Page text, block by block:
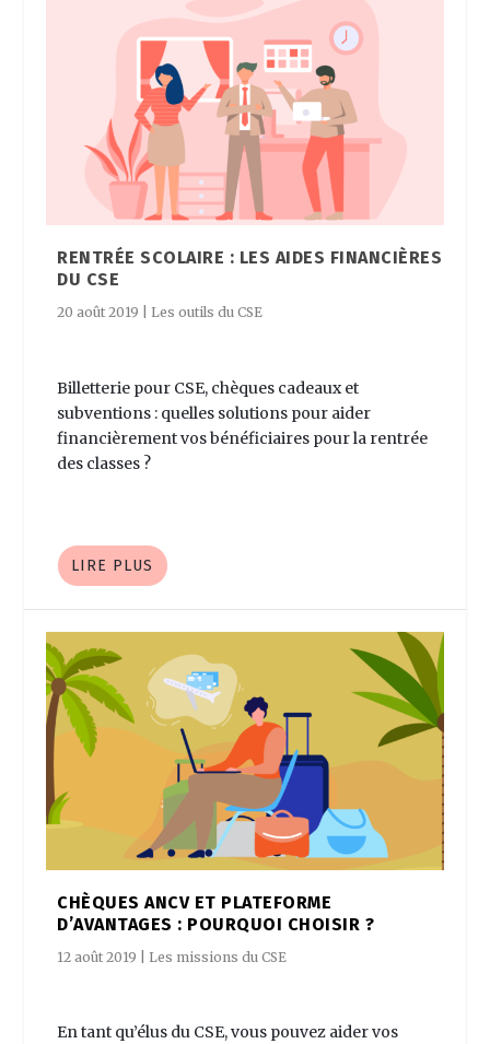
RENTRÉE SCOLAIRE : LES AIDES FINANCIÈRES
DU CSE
20 août 2019 Les outils du CSE
Billetterie pour CSE, chèques cadeaux et
subventions : quelles solutions pour aider
financièrement vos bénéficiaires pour la rentrée
des classes ?
LIRE PLUS
CHÈQUES ANCV ET PLATEFORME
D’AVANTAGES : POURQUOI CHOISIR ?
12 août 2019 Les missions du CSE
En tant qu’élus du CSE, vous pouvez aider vos